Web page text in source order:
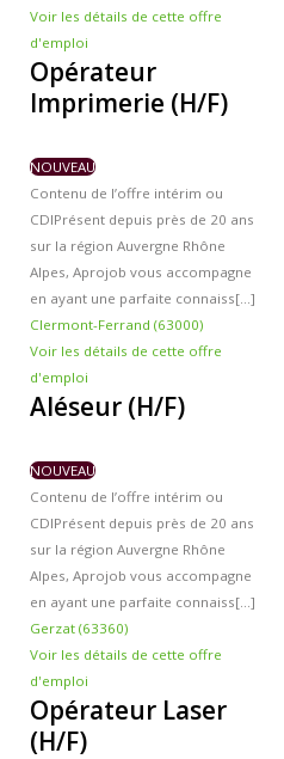
Voir les détails de cette offre
d'emploi
Opérateur
Imprimerie (H/F)
NOUVEAU
Contenu de l’offre intérim ou
CDIPrésent depuis près de 20 ans
sur la région Auvergne Rhône
Alpes, Aprojob vous accompagne
en ayant une parfaite connaiss[...]
Clermont-Ferrand (63000)
Voir les détails de cette offre
d'emploi
Aléseur (H/F)
NOUVEAU
Contenu de l’offre intérim ou
CDIPrésent depuis près de 20 ans
sur la région Auvergne Rhône
Alpes, Aprojob vous accompagne
en ayant une parfaite connaiss[...]
Gerzat (63360)
Voir les détails de cette offre
d'emploi
Opérateur Laser
(H/F)